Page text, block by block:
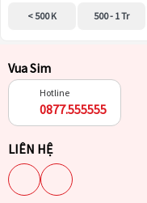
< 500 K 500 - 1 Tr
Vua Sim
Hotline
0877.555555
LIÊN HỆ